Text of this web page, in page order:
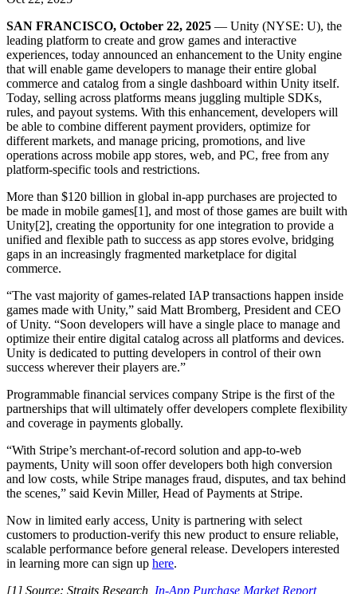
LiveOps
Perspectivas post-lanzamiento y operaciones de juego en vivo
Expande
Adquisición de usuarios
Hazte descubrir y adquiere usuarios móviles
Compras dentro de la aplicación
Gestionar las IAP dentro de la aplicación en tiendas físicas y en el
canal directo al consumidor (D2C).
Monetización
Conecta a los jugadores con los juegos adecuados
Publicitar con Unity
Monetizar con Unity
Casos de uso
Crea y expande éxitos móviles con Unity
Juegos independientes
Lanza grandes juegos con equipos pequeños
Lanza juegos XR en múltiples plataformas
Juegos multijugador
Venta minorista
Transforma las experiencias en tienda en experiencias en línea
Industria automotriz
Impulsar la innovación y las experiencias en el automóvil
Ver todas las industrias
Casos de estudio
Historias de éxito en el mundo real
Guías de mejores prácticas
Consejos y trucos de expertos
Demostraciones
Demostraciones, muestras y bloques de construcción
Todos los recursos
Blog
Actualizaciones, información y consejos técnicos
Novedades
Premios Unity
Celebrando a los creadores de Unity en todo el mundo
Guías prácticas
Consejos prácticos y mejores prácticas
Educación
Para estudiantes
Impulsa tu carrera
Para docentes
Potencia tu enseñanza
Licencia gratuita para fines educativos
Lleva el poder de Unity a tu institución
Certificaciones
Demuestra tu dominio de Unity
SAN FRANCISCO, October 22, 2025 — Unity (NYSE: U), the
leading platform to create and grow games and interactive
experiences, today announced an enhancement to the Unity engine
that will enable game developers to manage their entire global
commerce and catalog from a single dashboard within Unity itself.
Today, selling across platforms means juggling multiple SDKs,
rules, and payout systems. With this enhancement, developers will
be able to combine different payment providers, optimize for
different markets, and manage pricing, promotions, and live
operations across mobile app stores, web, and PC, free from any
platform-specific tools and restrictions.
More than $120 billion in global in-app purchases are projected to
be made in mobile games[1], and most of those games are built with
Unity[2], creating the opportunity for one integration to provide a
unified and flexible path to success as app stores evolve, bridging
gaps in an increasingly fragmented marketplace for digital
commerce.
“The vast majority of games-related IAP transactions happen inside
games made with Unity,” said Matt Bromberg, President and CEO
of Unity. “Soon developers will have a single place to manage and
optimize their entire digital catalog across all platforms and devices.
Unity is dedicated to putting developers in control of their own
success wherever their players are.”
Programmable financial services company Stripe is the first of the
partnerships that will ultimately offer developers complete flexibility
and coverage in payments globally.
“With Stripe’s merchant-of-record solution and app-to-web
payments, Unity will soon offer developers both high conversion
and low costs, while Stripe manages fraud, disputes, and tax behind
the scenes,” said Kevin Miller, Head of Payments at Stripe.
Now in limited early access, Unity is partnering with select
customers to production-verify this new product to ensure reliable,
scalable performance before general release. Developers interested
in learning more can sign up here.
[1] Source: Straits Research, In-App Purchase Market Report